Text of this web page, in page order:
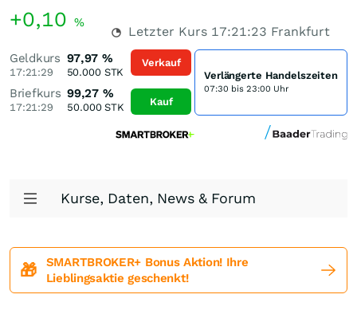
+0,10 %
Letzter Kurs 17:21:23 Frankfurt
Geldkurs
17:21:29
97,97 %
50.000STK
Briefkurs
17:21:29
99,27 %
50.000STK
Verkauf
Kauf
Verlängerte Handelszeiten
07:30 bis 23:00 Uhr
Kurse, Daten, News & Forum
🎁
SMARTBROKER+ Bonus Aktion! Ihre
Lieblingsaktie geschenkt!